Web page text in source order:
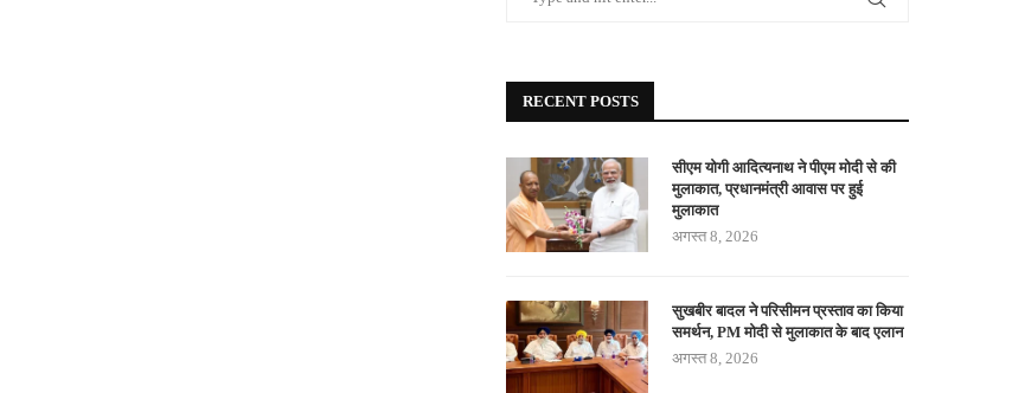
RECENT POSTS
सीएम योगी आदित्यनाथ ने पीएम मोदी से की
मुलाकात, प्रधानमंत्री आवास पर हुई
मुलाकात
अगस्त 8, 2026
सुखबीर बादल ने परिसीमन प्रस्ताव का किया
समर्थन, PM मोदी से मुलाकात के बाद एलान
अगस्त 8, 2026